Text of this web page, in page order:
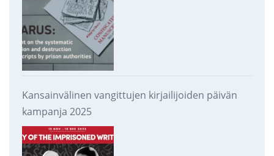
Kansainvälinen vangittujen kirjailijoiden päivän
kampanja 2025